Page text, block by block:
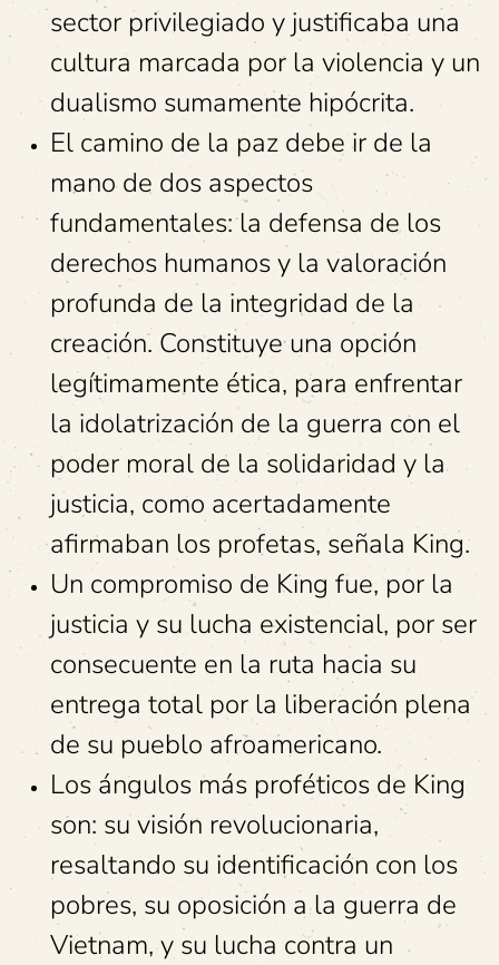
sector privilegiado y justificaba una
cultura marcada por la violencia y un
dualismo sumamente hipócrita.
El camino de la paz debe ir de la
mano de dos aspectos
fundamentales: la defensa de los
derechos humanos y la valoración
profunda de la integridad de la
creación. Constituye una opción
legítimamente ética, para enfrentar
la idolatrización de la guerra con el
poder moral de la solidaridad y la
justicia, como acertadamente
afirmaban los profetas, señala King.
Un compromiso de King fue, por la
justicia y su lucha existencial, por ser
consecuente en la ruta hacia su
entrega total por la liberación plena
de su pueblo afroamericano.
Los ángulos más proféticos de King
son: su visión revolucionaria,
resaltando su identificación con los
pobres, su oposición a la guerra de
Vietnam, y su lucha contra un